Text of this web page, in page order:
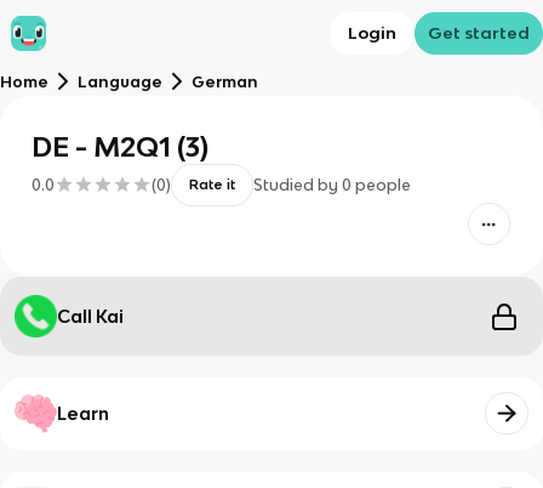
Login Get started
Home Language German
DE - M2Q1 (3)
0.0 (0) Rate it Studied by 0 people
Call Kai
Learn